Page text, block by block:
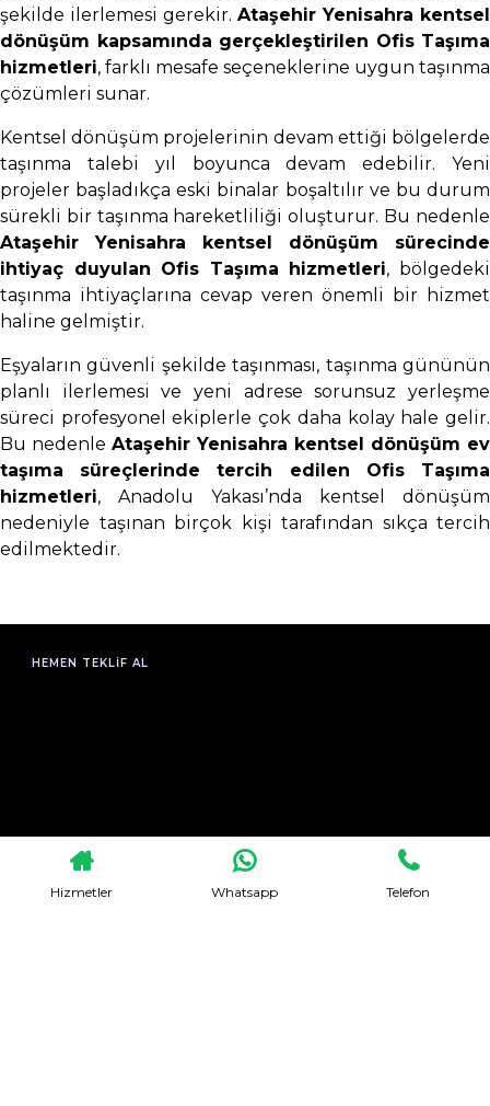
şekilde ilerlemesi gerekir. Ataşehir Yenisahra kentsel
dönüşüm kapsamında gerçekleştirilen Ofis Taşıma
hizmetleri, farklı mesafe seçeneklerine uygun taşınma
çözümleri sunar.
Kentsel dönüşüm projelerinin devam ettiği bölgelerde
taşınma talebi yıl boyunca devam edebilir. Yeni
projeler başladıkça eski binalar boşaltılır ve bu durum
sürekli bir taşınma hareketliliği oluşturur. Bu nedenle
Ataşehir Yenisahra kentsel dönüşüm sürecinde
ihtiyaç duyulan Ofis Taşıma hizmetleri, bölgedeki
taşınma ihtiyaçlarına cevap veren önemli bir hizmet
haline gelmiştir.
Eşyaların güvenli şekilde taşınması, taşınma gününün
planlı ilerlemesi ve yeni adrese sorunsuz yerleşme
süreci profesyonel ekiplerle çok daha kolay hale gelir.
Bu nedenle Ataşehir Yenisahra kentsel dönüşüm ev
taşıma süreçlerinde tercih edilen Ofis Taşıma
hizmetleri, Anadolu Yakası’nda kentsel dönüşüm
nedeniyle taşınan birçok kişi tarafından sıkça tercih
edilmektedir.
HEMEN TEKLIF AL
Hizmetler Whatsapp Telefon